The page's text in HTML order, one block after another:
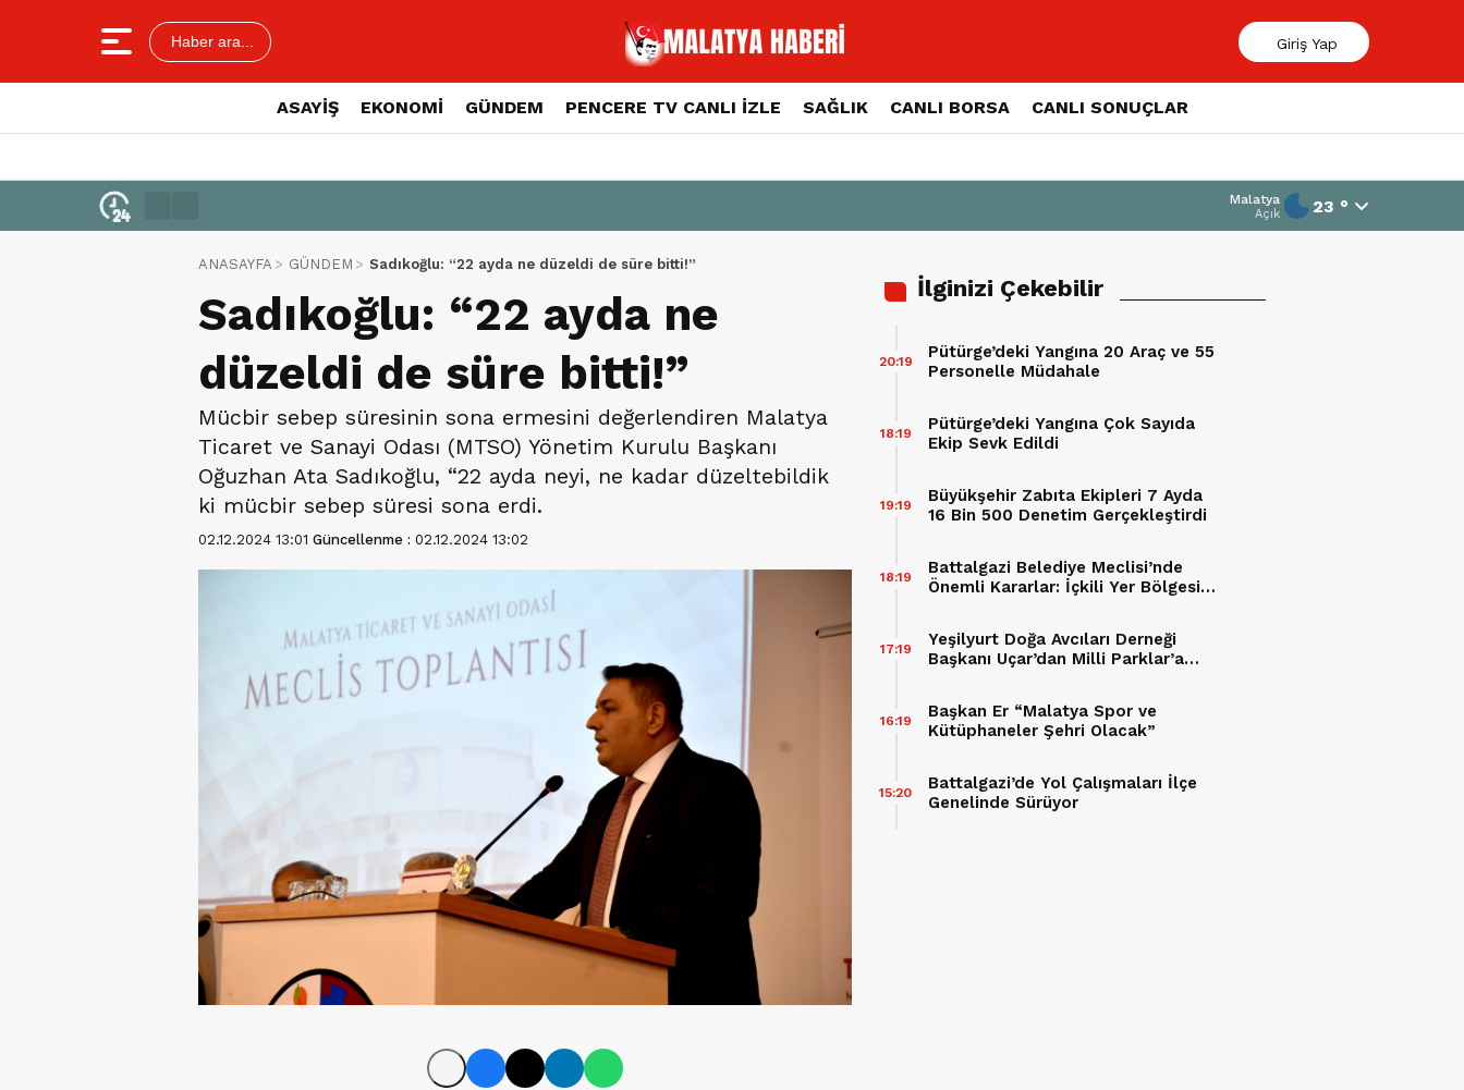
Haber ara... Giriş Yap
ASAYİŞ EKONOMİ GÜNDEM PENCERE TV CANLI İZLE SAĞLIK CANLI BORSA CANLI SONUÇLAR
Malatya
Açık 23 °
ANASAYFA GÜNDEM Sadıkoğlu: “22 ayda ne düzeldi de süre bitti!”
Sadıkoğlu: “22 ayda ne
düzeldi de süre bitti!”
Mücbir sebep süresinin sona ermesini değerlendiren Malatya
Ticaret ve Sanayi Odası (MTSO) Yönetim Kurulu Başkanı
Oğuzhan Ata Sadıkoğlu, “22 ayda neyi, ne kadar düzeltebildik
ki mücbir sebep süresi sona erdi.
02.12.2024 13:01 Güncellenme : 02.12.2024 13:02
İlginizi Çekebilir
Pütürge’deki Yangına 20 Araç ve 55
Personelle Müdahale
20:19
Pütürge’deki Yangına Çok Sayıda
Ekip Sevk Edildi
18:19
Büyükşehir Zabıta Ekipleri 7 Ayda
16 Bin 500 Denetim Gerçekleştirdi
19:19
Battalgazi Belediye Meclisi’nde
Önemli Kararlar: İçkili Yer Bölgesi
18:19
Yeşilyurt Doğa Avcıları Derneği
Başkanı Uçar’dan Milli Parklar’a
17:19
Başkan Er “Malatya Spor ve
Kütüphaneler Şehri Olacak”
16:19
Battalgazi’de Yol Çalışmaları İlçe
Genelinde Sürüyor
15:20